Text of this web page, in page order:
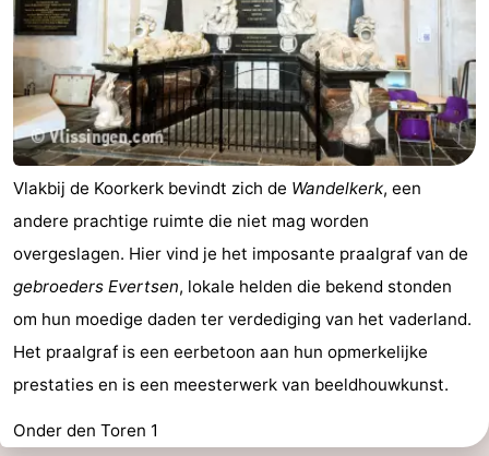
Vlakbij de Koorkerk bevindt zich de Wandelkerk, een
andere prachtige ruimte die niet mag worden
overgeslagen. Hier vind je het imposante praalgraf van de
gebroeders Evertsen, lokale helden die bekend stonden
om hun moedige daden ter verdediging van het vaderland.
Het praalgraf is een eerbetoon aan hun opmerkelijke
prestaties en is een meesterwerk van beeldhouwkunst.
Onder den Toren 1